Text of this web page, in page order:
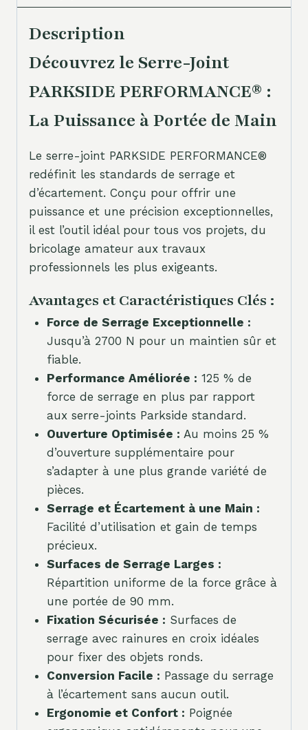
Description
Découvrez le Serre-Joint
PARKSIDE PERFORMANCE® :
La Puissance à Portée de Main
Le serre-joint PARKSIDE PERFORMANCE®
redéfinit les standards de serrage et
d’écartement. Conçu pour offrir une
puissance et une précision exceptionnelles,
il est l’outil idéal pour tous vos projets, du
bricolage amateur aux travaux
professionnels les plus exigeants.
Avantages et Caractéristiques Clés :
Force de Serrage Exceptionnelle :
Jusqu’à 2700 N pour un maintien sûr et
fiable.
Performance Améliorée : 125 % de
force de serrage en plus par rapport
aux serre-joints Parkside standard.
Ouverture Optimisée : Au moins 25 %
d’ouverture supplémentaire pour
s’adapter à une plus grande variété de
pièces.
Serrage et Écartement à une Main :
Facilité d’utilisation et gain de temps
précieux.
Surfaces de Serrage Larges :
Répartition uniforme de la force grâce à
une portée de 90 mm.
Fixation Sécurisée : Surfaces de
serrage avec rainures en croix idéales
pour fixer des objets ronds.
Conversion Facile : Passage du serrage
à l’écartement sans aucun outil.
Ergonomie et Confort : Poignée